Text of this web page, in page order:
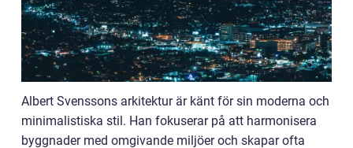
Albert Svenssons arkitektur är känt för sin moderna och
minimalistiska stil. Han fokuserar på att harmonisera
byggnader med omgivande miljöer och skapar ofta